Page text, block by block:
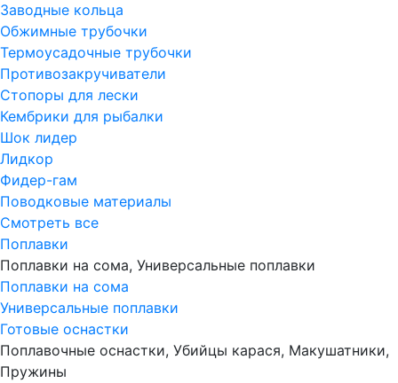
Заводные кольца
Обжимные трубочки
Термоусадочные трубочки
Противозакручиватели
Стопоры для лески
Кембрики для рыбалки
Шок лидер
Лидкор
Фидер-гам
Поводковые материалы
Смотреть все
Поплавки
Поплавки на сома, Универсальные поплавки
Поплавки на сома
Универсальные поплавки
Готовые оснастки
Поплавочные оснастки, Убийцы карася, Макушатники,
Пружины